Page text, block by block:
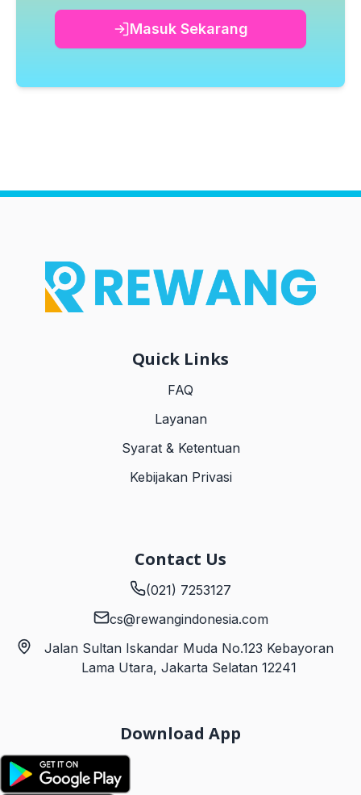
Masuk Sekarang
Quick Links
FAQ
Layanan
Syarat & Ketentuan
Kebijakan Privasi
Contact Us
(021) 7253127
cs@rewangindonesia.com
Jalan Sultan Iskandar Muda No.123 Kebayoran
Lama Utara, Jakarta Selatan 12241
Download App